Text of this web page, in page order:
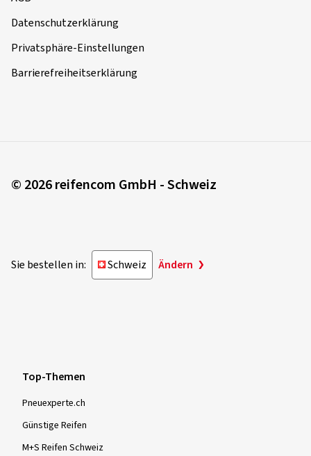
Datenschutzerklärung
Privatsphäre-Einstellungen
Barrierefreiheitserklärung
© 2026 reifencom GmbH - Schweiz
Sie bestellen in: Schweiz Ändern
Top-Themen
Pneuexperte.ch
Günstige Reifen
M+S Reifen Schweiz